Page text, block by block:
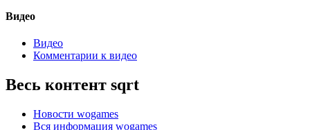
Видео
Видео
Комментарии к видео
Весь контент sqrt
Новости wogames
Вся информация wogames